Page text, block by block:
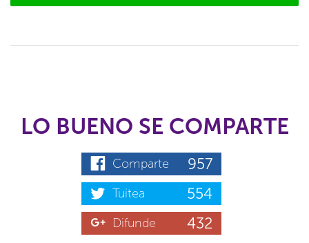
LO BUENO SE COMPARTE
Comparte 957
Tuitea 554
Difunde 432